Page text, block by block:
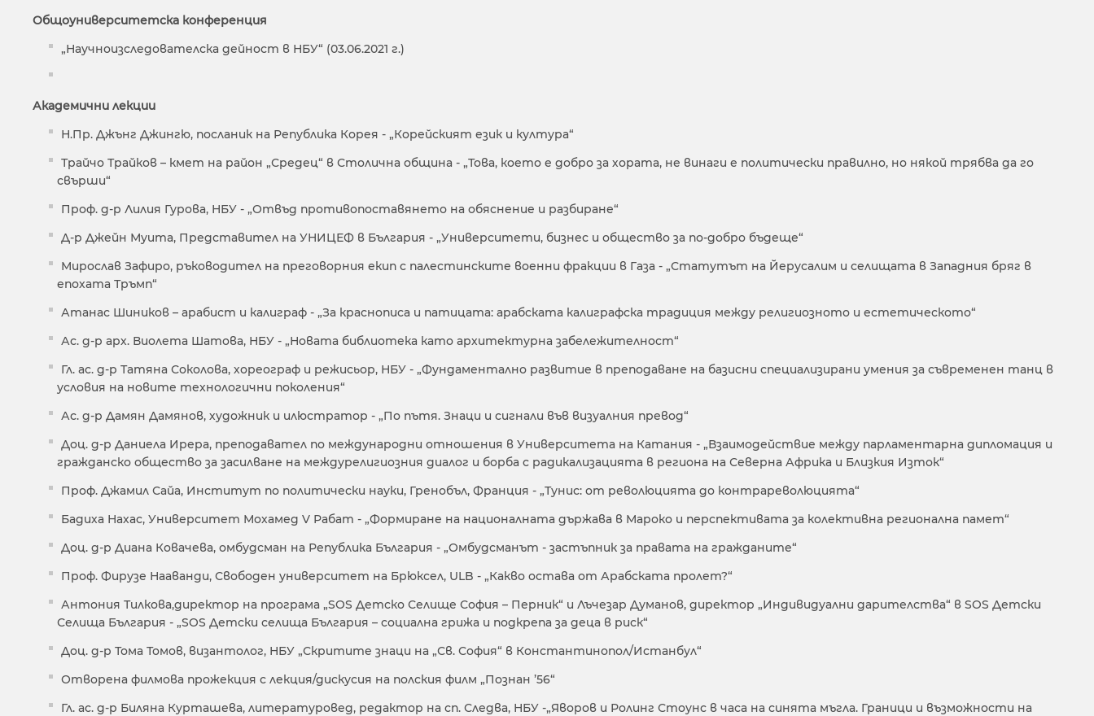
Общоуниверситетска конференция
„Научноизследователска дейност в НБУ“ (03.06.2021 г.)
Академични лекции
Н.Пр. Джънг Джингю, посланик на Република Корея - „Корейският език и култура“
Трайчо Трайков – кмет на район „Средец“ в Столична община - „Това, което е добро за хората, не винаги е политически правилно, но някой трябва да го
свърши“
Проф. д-р Лилия Гурова, НБУ - „Отвъд противопоставянето на обяснение и разбиране“
Д-р Джейн Муита, Представител на УНИЦЕФ в България - „Университети, бизнес и общество за по-добро бъдеще“
Мирослав Зафиро, ръководител на преговорния екип с палестинските военни фракции в Газа - „Статутът на Йерусалим и селищата в Западния бряг в
епохата Тръмп“
Атанас Шиников – арабист и калиграф - „За краснописа и патицата: арабската калиграфска традиция между религиозното и естетическото“
Ас. д-р арх. Виолета Шатова, НБУ - „Новата библиотека като архитектурна забележителност“
Гл. ас. д-р Татяна Соколова, хореограф и режисьор, НБУ - „Фундаментално развитие в преподаване на базисни специализирани умения за съвременен танц в
условия на новите технологични поколения“
Ас. д-р Дамян Дамянов, художник и илюстратор - „По пътя. Знаци и сигнали във визуалния превод“
Доц. д-р Даниeла Ирера, преподавател по международни отношения в Университета на Катания - „Взаимодействие между парламентарна дипломация и
гражданско общество за засилване на междурелигиозния диалог и борба с радикализацията в региона на Северна Африка и Близкия Изток“
Проф. Джамил Сайа, Институт по политически науки, Гренобъл, Франция - „Тунис: от революцията до контрареволюцията“
Бадиха Нахас, Университет Мохамед V Рабат - „Формиране на националната държава в Мароко и перспективата за колективна регионална памет“
Доц. д-р Диана Ковачева, омбудсман на Република България - „Омбудсманът - застъпник за правата на гражданите“
Проф. Фирузе Нааванди, Свободен университет на Брюксел, ULB - „Какво остава от Арабската пролет?“
Антония Тилкова,директор на програма „SOS Детско Селище София – Перник“ и Лъчезар Думанов, директор „Индивидуални дарителства“ в SOS Детски
Селища България - „SOS Детски селища България – социална грижа и подкрепа за деца в риск“
Доц. д-р Тома Томов, византолог, НБУ „Скритите знаци на „Св. София“ в Константинопол/Истанбул“
Отворена филмова прожекция с лекция/дискусия на полския филм „Познан ’56“
Гл. ас. д-р Биляна Курташева, литературовед, редактор на сп. Следва, НБУ -„Яворов и Ролинг Стоунс в часа на синята мъгла. Граници и възможности на